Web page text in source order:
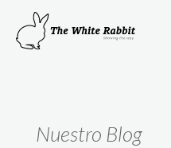
Nuestro Blog